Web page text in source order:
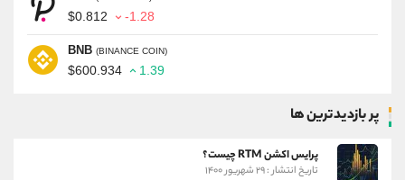
$0.812 -1.28
BNB (BINANCE COIN)
$600.934 1.39
پر بازدیدترین ها
پرایس اکشن RTM چیست؟
تاریخ انتشار : ۲۹ شهریور ۱۴۰۰